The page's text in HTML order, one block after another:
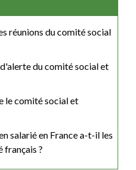
réunions du comité social
du comité social et
le comité social et
salarié en France a-t-il les
français ?